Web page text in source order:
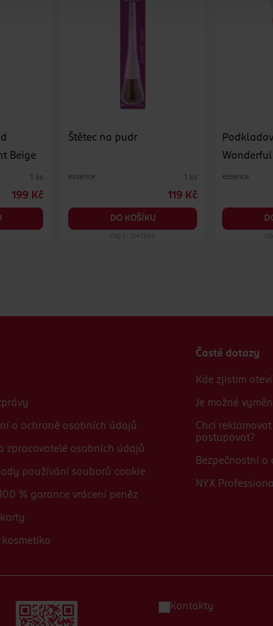
Beige
1 ks
199 Kč
Štětec na pudr
essence 1 ks
119 Kč
DO KOŠÍKU
Obj. č.: 1241969
medium
essence
o ochraně osobních údajů
zpracovatelé osobních údajů
používání souborů cookie
% garance vrácení peněz
kosmetika
Časté dotazy
Kde zjistím
Je možné
Chci
postupovat?
Bezpečnostní a
NYX
Kontakty